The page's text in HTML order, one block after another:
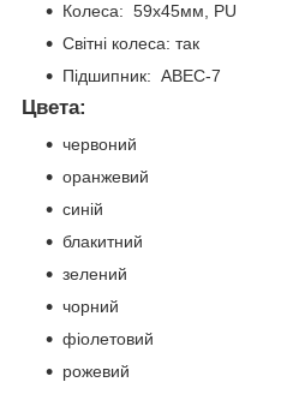
Колеса: 59х45мм, PU
Світні колеса: так
Підшипник: ABEC-7
Цвета:
червоний
оранжевий
синій
блакитний
зелений
чорний
фіолетовий
рожевий